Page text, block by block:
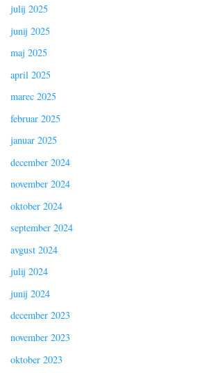
julij 2025
junij 2025
maj 2025
april 2025
marec 2025
februar 2025
januar 2025
december 2024
november 2024
oktober 2024
september 2024
avgust 2024
julij 2024
junij 2024
december 2023
november 2023
oktober 2023